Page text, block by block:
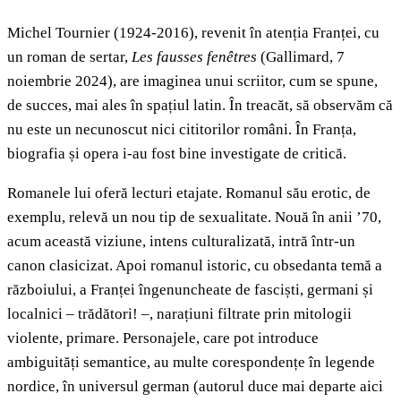
Michel Tournier (1924-2016), revenit în atenția Franței, cu
un roman de sertar, Les fausses fenêtres (Gallimard, 7
noiembrie 2024), are imaginea unui scriitor, cum se spune,
de succes, mai ales în spațiul latin. În treacăt, să observăm că
nu este un necunoscut nici cititorilor români. În Franța,
biografia și opera i-au fost bine investigate de critică.
Romanele lui oferă lecturi etajate. Romanul său erotic, de
exemplu, relevă un nou tip de sexualitate. Nouă în anii ’70,
acum această viziune, intens culturalizată, intră într-un
canon clasicizat. Apoi romanul istoric, cu obsedanta temă a
războiului, a Franței îngenuncheate de fasciști, germani și
localnici – trădători! –, narațiuni filtrate prin mitologii
violente, primare. Personajele, care pot introduce
ambiguități semantice, au multe corespondențe în legende
nordice, în universul german (autorul duce mai departe aici